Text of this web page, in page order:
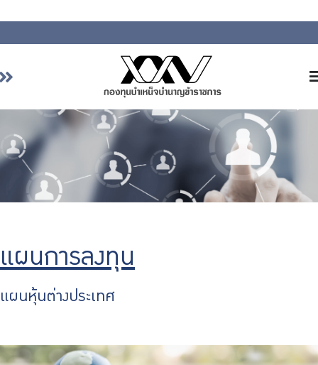
เกี่ยวกับ กบข.
บริการสมาชิก
ลงทุน
รายงานผลการดำเนินงาน
จัดซื้อจัดจ้าง
ร่วมงานกับเรา
แผนการลงทุน
แผนหุ้นต่างประเทศ